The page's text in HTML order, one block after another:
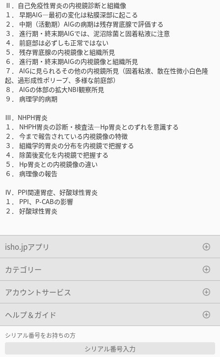
Ⅱ．自己免疫性胃炎の内視鏡診断と組織像
１． 早期AIG―最初の変化は粘膜深部に起こる
２． 中期（活動期）AIGの病期は残存胃底腺で評価する
３． 進行期・終末期AIGでは、泥沼除菌と固着粘液に注意
４． 前庭部は必ずしも正常ではない
５． 残存胃底腺の内視鏡像と組織所見
６． 進行期・終末期AIGの内視鏡像と組織所見
７． AIGに見られるその他の内視鏡所見（固着粘液、散在性微小白色隆
起、過形成性ポリープ、多様な前庭部）
８． AIGの体部の拡大NBI観察所見
９． 病理学的病期
Ⅲ．NHPH胃炎
１． NHPH胃炎の診断・検査法―Hp胃炎とのずれを意識する
２． 今まで報告されている内視鏡像の特徴
３． 組織学的胃炎の分布を内視鏡で把握する
４． 除菌後変化を内視鏡で把握する
５． Hp胃炎との内視鏡像の違い
６． 病理像の報告
Ⅳ．PPI関連胃症、好酸球性胃炎
１． PPI、P-CABの影響
２． 好酸球性胃炎
isho.jpアプリ
カテゴリー
アカウントサービス
ヘルプ＆ガイド
シリアル番号をお持ちの方
シリアル番号入力